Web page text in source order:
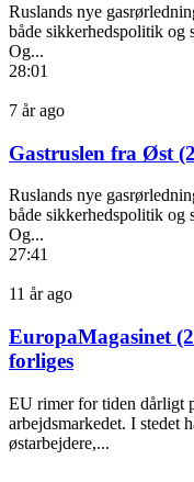
Ruslands nye
både sikkerhedspolitik og
Og...
28:01
7 år ago
Gastruslen fra Øst
Ruslands nye
både sikkerhedspolitik og
Og...
27:41
11 år ago
EuropaMagasinet
forliges
EU rimer for tiden dårligt
arbejdsmarkedet. I stedet
østarbejdere,...